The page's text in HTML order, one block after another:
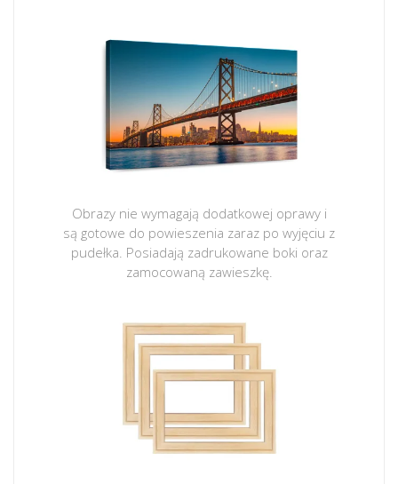
Obrazy nie wymagają dodatkowej oprawy i
są gotowe do powieszenia zaraz po wyjęciu z
pudełka. Posiadają zadrukowane boki oraz
zamocowaną zawieszkę.